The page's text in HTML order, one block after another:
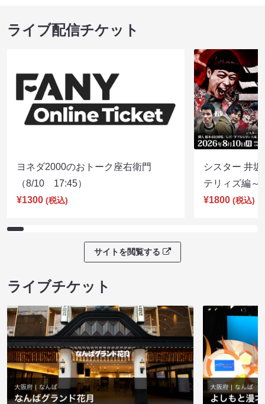
ライブ配信チケット
ヨネダ2000のおトーク座右衛門
（8/10 17:45）
¥1300 (税込)
シスター 井
テリィズ編
¥1800 (税込)
サイトを閲覧する
ライブチケット